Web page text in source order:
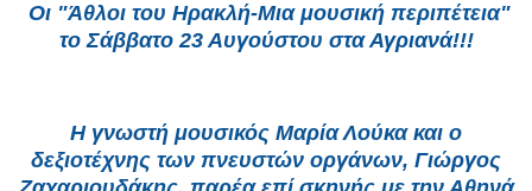
Οι "Άθλοι του Ηρακλή-Μια μουσική περιπέτεια"
το Σάββατο 23 Αυγούστου στα Αγριανά!!!
Η γνωστή μουσικός Μαρία Λούκα και ο
δεξιοτέχνης των πνευστών οργάνων, Γιώργος